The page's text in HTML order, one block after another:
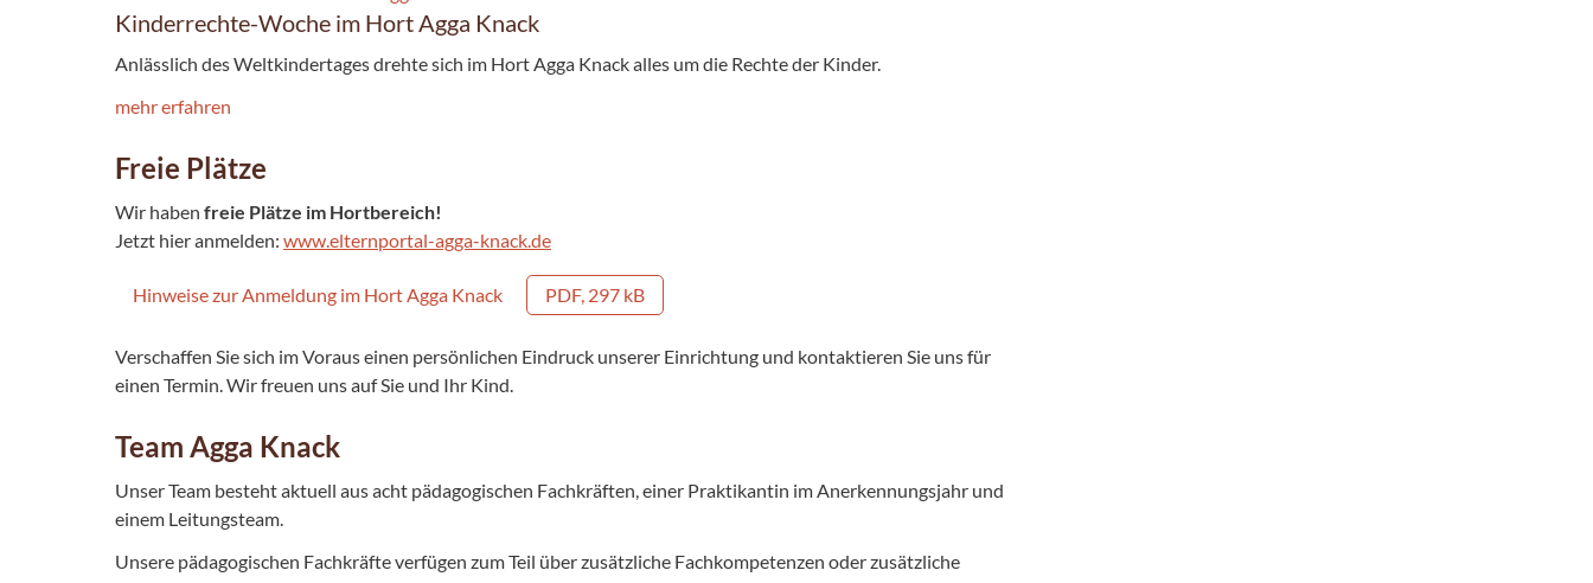
Kinderrechte-Woche im Hort Agga Knack
Anlässlich des Weltkindertages drehte sich im Hort Agga Knack alles um die Rechte der Kinder.
mehr erfahren
Freie Plätze
Wir haben freie Plätze im Hortbereich!
Jetzt hier anmelden: www.elternportal-agga-knack.de
Hinweise zur Anmeldung im Hort Agga Knack PDF, 297 kB
Verschaffen Sie sich im Voraus einen persönlichen Eindruck unserer Einrichtung und kontaktieren Sie uns für
einen Termin. Wir freuen uns auf Sie und Ihr Kind.
Team Agga Knack
Unser Team besteht aktuell aus acht pädagogischen Fachkräften, einer Praktikantin im Anerkennungsjahr und
einem Leitungsteam.
Unsere pädagogischen Fachkräfte verfügen zum Teil über zusätzliche Fachkompetenzen oder zusätzliche